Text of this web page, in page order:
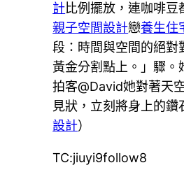
計比例擺放，連咖啡
親子空間設計戀養生住
段：時間與空間的絕對
黃金分割點上。」驟
拍客@David她對著天
見狀，立刻將身上的
設計）
TC:jiuyi9follow8